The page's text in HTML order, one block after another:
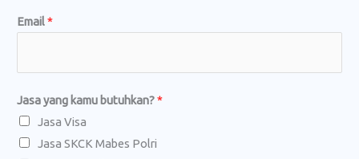
Email*
e
n
Jasa yang kamu butuhkan?*
Jasa Visa
Jasa SKCK Mabes Polri